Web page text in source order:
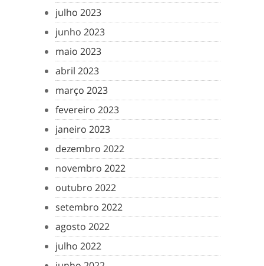
julho 2023
junho 2023
maio 2023
abril 2023
março 2023
fevereiro 2023
janeiro 2023
dezembro 2022
novembro 2022
outubro 2022
setembro 2022
agosto 2022
julho 2022